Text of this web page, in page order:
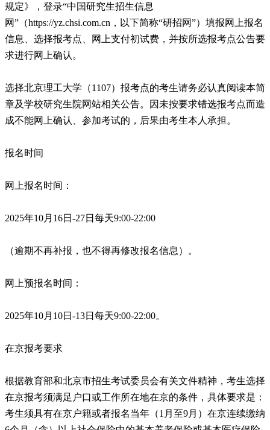
规定》，登录“中国研究生招生信息
网”（https://yz.chsi.com.cn，以下简称“研招网”）填报网上报名
信息、选择报考点、网上支付初试费，并按所选报考点公告要
求进行网上确认。
选择北京理工大学（1107）报考点的考生请务必认真阅读本简
章及学校研究生院网站相关公告。因未按要求错选报考点而造
成不能网上确认、参加考试的，后果由考生本人承担。
报名时间
网上报名时间：
2025年10月16日-27日每天9:00-22:00
（逾期不再补报，也不得再修改报名信息）。
网上预报名时间：
2025年10月10日-13日每天9:00-22:00。
在京报考要求
根据教育部和北京市招生考试委员会有关文件精神，考生选择
在京报考须满足户口或工作所在地在京的条件，具体要求是：
考生须具有在京户籍或者报名当年（1月至9月）在京连续缴纳